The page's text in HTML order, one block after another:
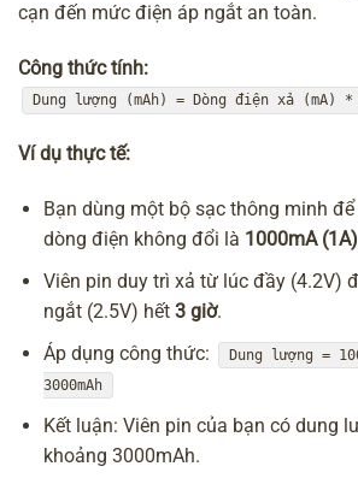
cạn đến mức điện áp ngắt an toàn.
Công thức tính:
Dung lượng (mAh) = Dòng điện xả (mA)
Ví dụ thực tế:
Bạn dùng một bộ sạc thông minh
dòng điện không đổi là 1000mA (1A)
Viên pin duy trì xả từ lúc đầy (4.2V)
ngắt (2.5V) hết 3 giờ.
Áp dụng công thức:
Dung lượng =
3000mAh
Kết luận: Viên pin của bạn có dung
khoảng 3000mAh.